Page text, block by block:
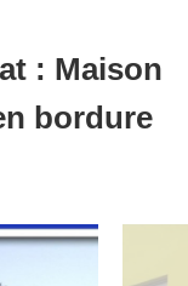
: Maison
bordure